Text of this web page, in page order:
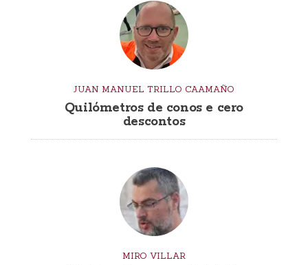
JUAN MANUEL TRILLO CAAMAÑO
Quilómetros de conos e cero
descontos
MIRO VILLAR